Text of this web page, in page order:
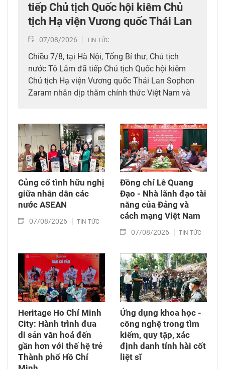
tiếp Chủ tịch Quốc hội kiêm Chủ
tịch Hạ viện Vương quốc Thái Lan
07/08/2026 TIN TỨC
Chiều 7/8, tại Hà Nội, Tổng Bí thư, Chủ tịch
nước Tô Lâm đã tiếp Chủ tịch Quốc hội kiêm
Chủ tịch Hạ viện Vương quốc Thái Lan Sophon
Zaram nhân dịp thăm chính thức Việt Nam và
(6/8/1976 – 6/8/2026).
Củng cố tình hữu nghị
giữa nhân dân các
nước ASEAN
07/08/2026 TIN TỨC
Đồng chí Lê Quang
Đạo - Nhà lãnh đạo tài
năng của Đảng và
cách mạng Việt Nam​
07/08/2026 TIN TỨC
Heritage Ho Chí Minh
City: Hành trình đưa
di sản văn hoá đến
gần hơn với thế hệ trẻ
Thành phố Hồ Chí
Ứng dụng khoa học -
công nghệ trong tìm
kiếm, quy tập, xác
định danh tính hài cốt
liệt sĩ